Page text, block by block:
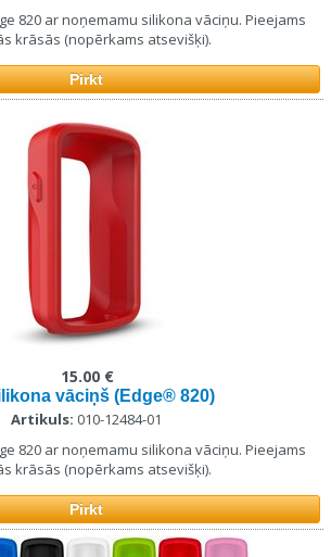
820 ar noņemamu silikona vāciņu. Pieejams
krāsās (nopērkams atsevišķi).
Pirkt
vāciņš (Edge® 820)
Artikuls: 010-12484-01
820 ar noņemamu silikona vāciņu. Pieejams
krāsās (nopērkams atsevišķi).
15.00 €
Pirkt